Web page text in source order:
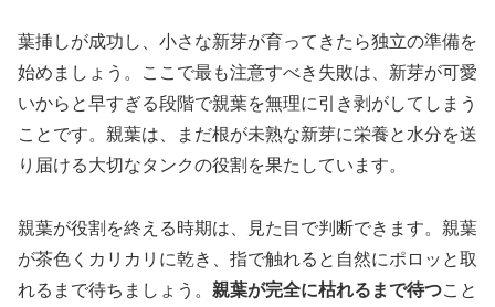
葉挿しが成功し、小さな新芽が育ってきたら独立の準備を
始めましょう。ここで最も注意すべき失敗は、新芽が可愛
いからと早すぎる段階で親葉を無理に引き剥がしてしまう
ことです。親葉は、まだ根が未熟な新芽に栄養と水分を送
り届ける大切なタンクの役割を果たしています。
親葉が役割を終える時期は、見た目で判断できます。親葉
が茶色くカリカリに乾き、指で触れると自然にポロッと取
れるまで待ちましょう。 親葉が完全に枯れるまで待つこと